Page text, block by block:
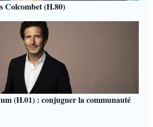
Colcombet (H.80)
(H.01) : conjuguer la communauté